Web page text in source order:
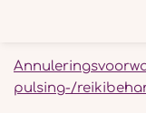
pulsing-/